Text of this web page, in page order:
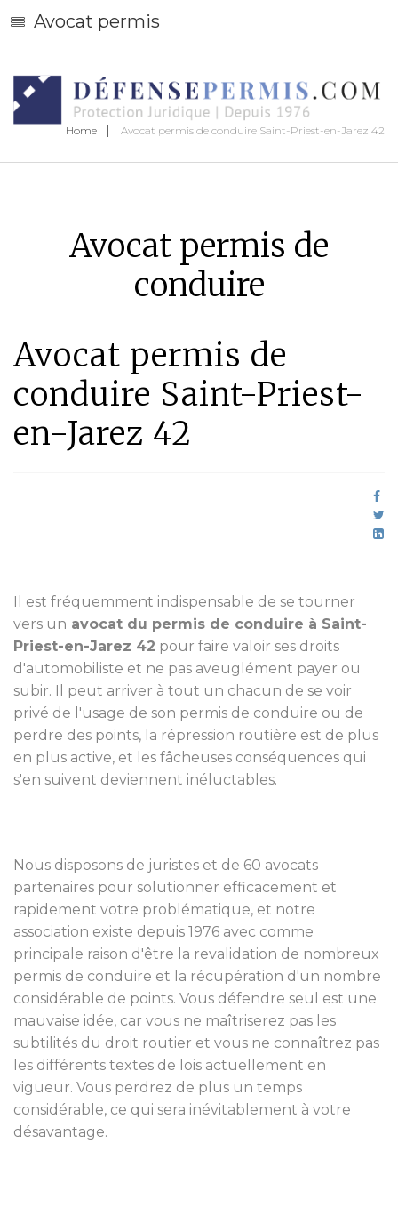
Avocat permis
Home Avocat permis de conduire Saint-Priest-en-Jarez 42
Avocat permis de
conduire
Avocat permis de
conduire Saint-Priest-
en-Jarez 42
Il est fréquemment indispensable de se tourner
vers un avocat du permis de conduire à Saint-
Priest-en-Jarez 42 pour faire valoir ses droits
d'automobiliste et ne pas aveuglément payer ou
subir. Il peut arriver à tout un chacun de se voir
privé de l'usage de son permis de conduire ou de
perdre des points, la répression routière est de plus
en plus active, et les fâcheuses conséquences qui
s'en suivent deviennent inéluctables.
Nous disposons de juristes et de 60 avocats
partenaires pour solutionner efficacement et
rapidement votre problématique, et notre
association existe depuis 1976 avec comme
principale raison d'être la revalidation de nombreux
permis de conduire et la récupération d'un nombre
considérable de points. Vous défendre seul est une
mauvaise idée, car vous ne maîtriserez pas les
subtilités du droit routier et vous ne connaîtrez pas
les différents textes de lois actuellement en
vigueur. Vous perdrez de plus un temps
considérable, ce qui sera inévitablement à votre
désavantage.